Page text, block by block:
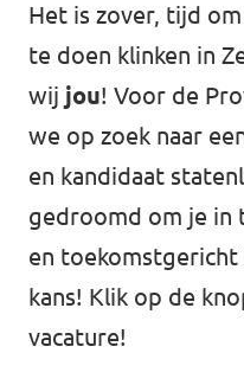
Het is zover, tijd
te doen klinken in
wij jou! Voor de
we op zoek naar
en kandidaat
gedroomd om je in
en toekomstgericht
kans! Klik op de
vacature!